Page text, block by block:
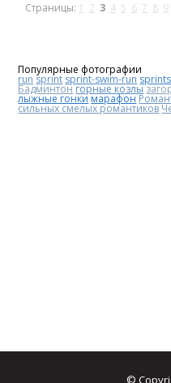
Страницы: 1 2 3 4 5 6 7 8 9
Популярные фотографии
run sprint sprint-swim-run
Бадминтонгорные козлы
лыжные гонки марафон
сильных смелых романтиков
©